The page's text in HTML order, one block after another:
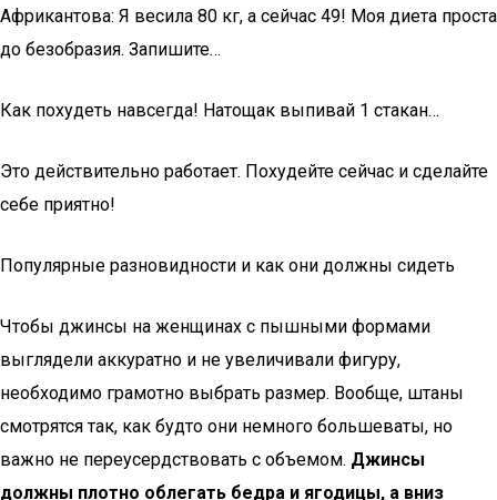
Африкантова: Я весила 80 кг, а сейчас 49! Моя диета проста
до безобразия. Запишите…
Как похудеть навсегда! Натощак выпивай 1 стакан…
Это действительно работает. Похудейте сейчас и сделайте
себе приятно!
Популярные разновидности и как они должны сидеть
Чтобы джинсы на женщинах с пышными формами
выглядели аккуратно и не увеличивали фигуру,
необходимо грамотно выбрать размер. Вообще, штаны
смотрятся так, как будто они немного большеваты, но
важно не переусердствовать с объемом. Джинсы
должны плотно облегать бедра и ягодицы, а вниз